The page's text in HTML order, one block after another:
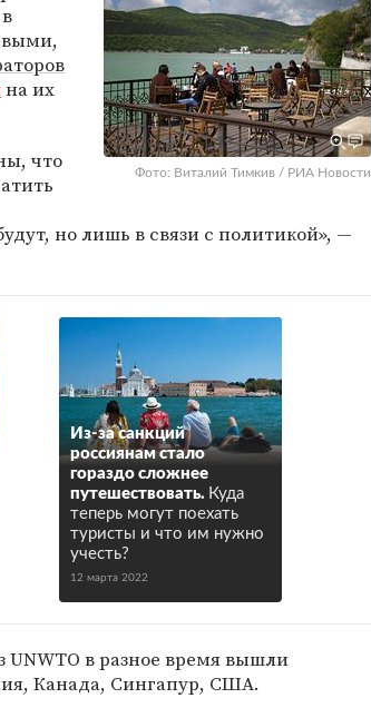
Фото: Виталий Тимкив / РИА Новости
на их
что
но лишь в связи с политикой», —
Из-за санкций
россиянам стало
гораздо сложнее
путешествовать. Куда
теперь могут поехать
туристы и что им нужно
учесть?
12 марта 2022
в разное время вышли
Канада, Сингапур, США.